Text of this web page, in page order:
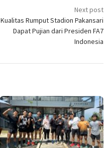
Next post
Kualitas Rumput Stadion Pakansari
Dapat Pujian dari Presiden FA7
Indonesia